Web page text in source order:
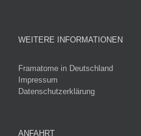
WEITERE INFORMATIONEN
Framatome in Deutschland
Impressum
Datenschutzerklärung
ANFAHRT